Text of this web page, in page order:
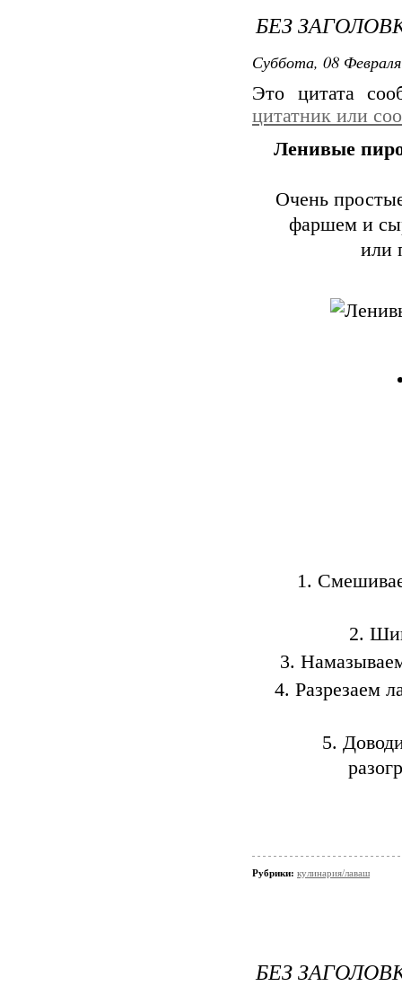
БЕЗ
Суббота, 08
Это цитата
цитатник или
Ленивые
Очень
фаршем и
или
Разрезаем
Рубрики: кулинария/лаваш
БЕЗ